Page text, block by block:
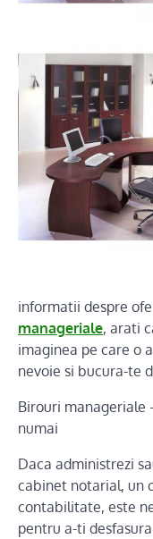
informatii despre
manageriale, arati
imaginea pe care o
nevoie si bucura-te
Birouri
numai
Daca administrezi
cabinet notarial, un
contabilitate, este
pentru a-ti